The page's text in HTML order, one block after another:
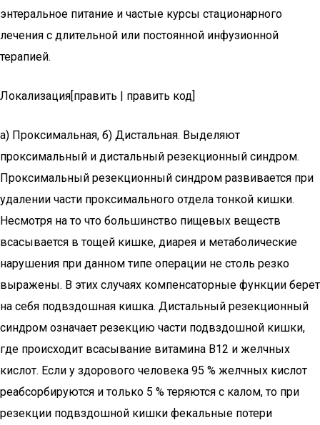
энтеральное питание и частые курсы стационарного
лечения с длительной или постоянной инфузионной
терапией.
Локализация[править | править код]
а) Проксимальная, б) Дистальная. Выделяют
проксимальный и дистальный резекционный синдром.
Проксимальный резекционный синдром развивается при
удалении части проксимального отдела тонкой кишки.
Несмотря на то что большинство пищевых веществ
всасывается в тощей кишке, диарея и метаболические
нарушения при данном типе операции не столь резко
выражены. В этих случаях компенсаторные функции берет
на себя подвздошная кишка. Дистальный резекционный
синдром означает резекцию части подвздошной кишки,
где происходит всасывание витамина В12 и желчных
кислот. Если у здорового человека 95 % желчных кислот
реабсорбируются и только 5 % теряются с калом, то при
резекции подвздошной кишки фекальные потери